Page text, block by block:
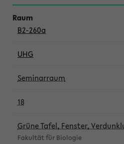
B2-260a
UHG
Seminarraum
18
Grüne Tafel, Fenster,
Fakultät für Biologie